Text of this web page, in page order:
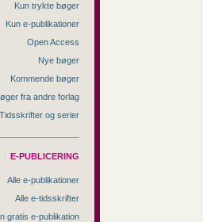
Kun trykte bøger
Kun e-publikationer
Open Access
Nye bøger
Kommende bøger
fra andre forlag
Tidsskrifter og serier
E-PUBLICERING
Alle e-publikationer
Alle e-tidsskrifter
gratis e-publikation